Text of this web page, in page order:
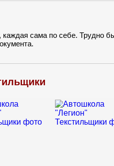
каждая сама по себе. Трудно